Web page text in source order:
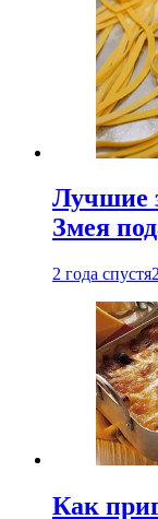
Лучшие
Змея
2 года спустя
Как